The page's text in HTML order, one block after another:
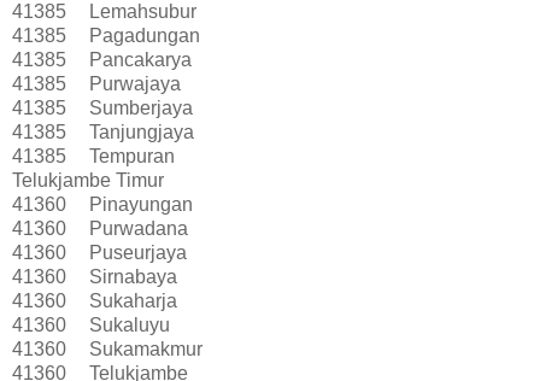
41385
Lemahsubur
41385
Pagadungan
41385
Pancakarya
41385
Purwajaya
41385
Sumberjaya
41385
Tanjungjaya
41385
Tempuran
Telukjambe Timur
41360
Pinayungan
41360
Purwadana
41360
Puseurjaya
41360
Sirnabaya
41360
Sukaharja
41360
Sukaluyu
41360
Sukamakmur
41360
Telukjambe